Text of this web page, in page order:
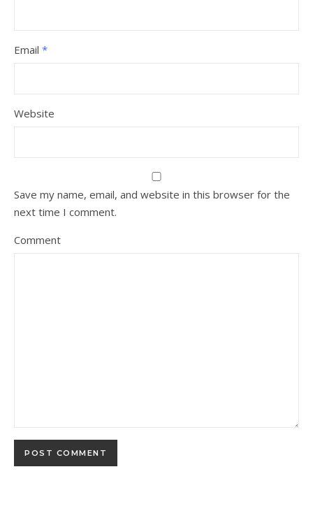
Email *
Website
Save my name, email, and website in this browser for the
next time I comment.
Comment